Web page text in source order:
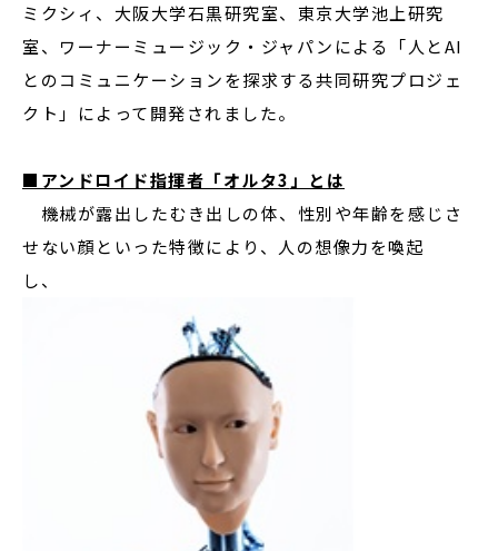
ミクシィ、大阪大学石黒研究室、東京大学池上研究
室、ワーナーミュージック・ジャパンによる「人とAI
とのコミュニケーションを探求する共同研究プロジェ
クト」によって開発されました。
■アンドロイド指揮者「オルタ3」とは
機械が露出したむき出しの体、性別や年齢を感じさ
せない顔といった特徴により、人の想像力を喚起
し、